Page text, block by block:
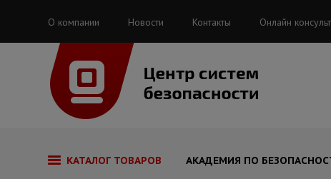
О компании Новости Контакты Онлайн
КАТАЛОГ ТОВАРОВ АКАДЕМИЯ ПО